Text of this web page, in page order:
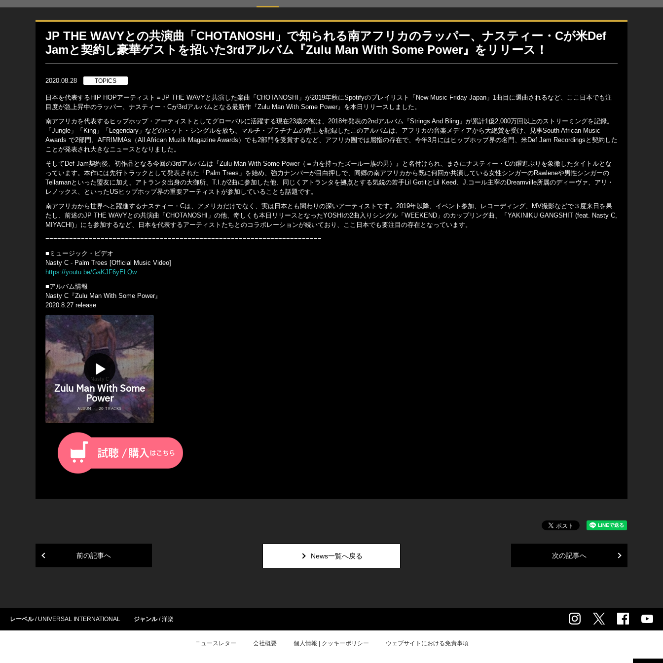
JP THE WAVYとの共演曲「CHOTANOSHI」で知られる南アフリカのラッパー、ナスティー・Cが米Def
Jamと契約し豪華ゲストを招いた3rdアルバム『Zulu Man With Some Power』をリリース！
2020.08.28 TOPICS
日本を代表するHIP HOPアーティスト＝JP THE WAVYと共演した楽曲「CHOTANOSHI」が2019年秋にSpotifyのプレイリスト「New Music Friday Japan」1曲目に選曲されるなど、ここ日本でも注
目度が急上昇中のラッパー、ナスティー・Cが3rdアルバムとなる最新作『Zulu Man With Some Power』を本日リリースしました。
南アフリカを代表するヒップホップ・アーティストとしてグローバルに活躍する現在23歳の彼は、2018年発表の2ndアルバム『Strings And Bling』が累計1億2,000万回以上のストリーミングを記録。
「Jungle」「King」「Legendary」などのヒット・シングルを放ち、マルチ・プラチナムの売上を記録したこのアルバムは、アフリカの音楽メディアから大絶賛を受け、見事South African Music
Awards で2部門、AFRIMMAs（All African Muzik Magazine Awards）でも2部門を受賞するなど、アフリカ圏では屈指の存在で、今年3月にはヒップホップ界の名門、米Def Jam Recordingsと契約した
ことが発表され大きなニュースとなりました。
そしてDef Jam契約後、初作品となる今回の3rdアルバムは『Zulu Man With Some Power（＝力を持ったズールー族の男）』と名付けられ、まさにナスティー・Cの躍進ぶりを象徴したタイトルとな
っています。本作には先行トラックとして発表された「Palm Trees」を始め、強力ナンバーが目白押しで、同郷の南アフリカから既に何回か共演している女性シンガーのRawleneや男性シンガーの
Tellamanといった盟友に加え、アトランタ出身の大御所、T.I.が2曲に参加した他、同じくアトランタを拠点とする気鋭の若手Lil GotitとLil Keed、J.コール主宰のDreamville所属のディーヴァ、アリ・
レノックス、といったUSヒップホップ界の重要アーティストが参加していることも話題です。
南アフリカから世界へと躍進するナスティー・Cは、アメリカだけでなく、実は日本とも関わりの深いアーティストです。2019年以降、イベント参加、レコーディング、MV撮影などで３度来日を果
たし、前述のJP THE WAVYとの共演曲「CHOTANOSHI」の他、奇しくも本日リリースとなったYOSHIの2曲入りシングル「WEEKEND」のカップリング曲、「YAKINIKU GANGSHIT (feat. Nasty C,
MIYACHI)」にも参加するなど、日本を代表するアーティストたちとのコラボレーションが続いており、ここ日本でも要注目の存在となっています。
======================================================================
■ミュージック・ビデオ
Nasty C - Palm Trees [Official Music Video]
https://youtu.be/GaKJF6yELQw
■アルバム情報
Nasty C『Zulu Man With Some Power』
2020.8.27 release
前の記事へ 次の記事へ
News一覧へ戻る
レーベル UNIVERSAL INTERNATIONAL ジャンル 洋楽
ニュースレター 会社概要 個人情報 | クッキーポリシー ウェブサイトにおける免責事項